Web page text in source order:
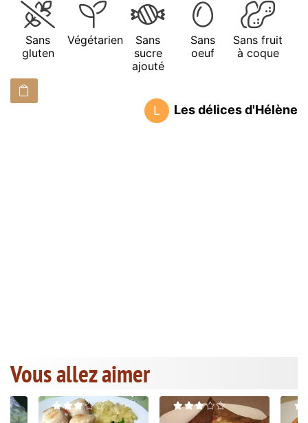
Sans
gluten
Végétarien
Sans
sucre
ajouté
Sans
oeuf
Sans fruit
à coque
L Les délices d'Hélène
Vous allez aimer